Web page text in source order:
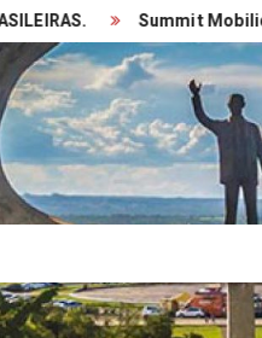
Summit Mobilidade